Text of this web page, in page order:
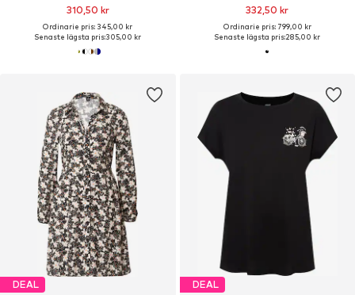
310,50 kr
Ordinarie pris: 345,00 kr
Senaste lägsta pris:305,00 kr
332,50 kr
Ordinarie pris: 799,00 kr
Senaste lägsta pris:285,00 kr
DEAL DEAL